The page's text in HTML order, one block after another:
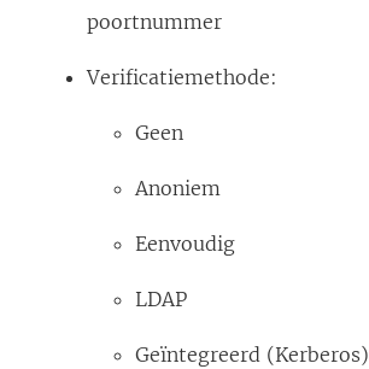
poortnummer
Verificatiemethode:
Geen
Anoniem
Eenvoudig
LDAP
Geïntegreerd (Kerberos)